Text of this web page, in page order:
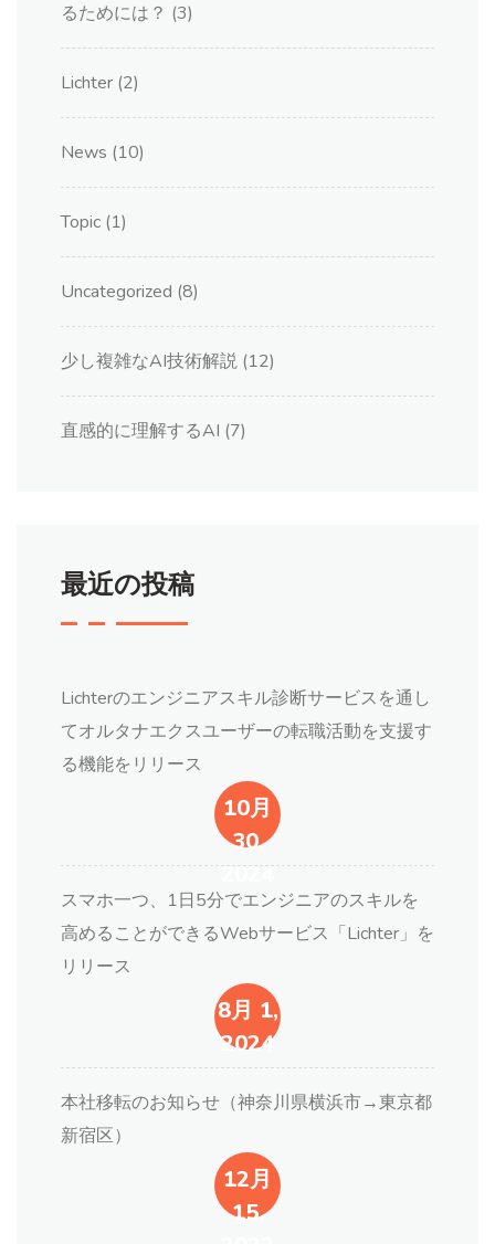
るためには？ (3)
Lichter (2)
News (10)
Topic (1)
Uncategorized (8)
少し複雑なAI技術解説 (12)
直感的に理解するAI (7)
最近の投稿
Lichterのエンジニアスキル診断サービスを通し
てオルタナエクスユーザーの転職活動を支援す
る機能をリリース
10月
30,
2024
スマホ一つ、1日5分でエンジニアのスキルを
高めることができるWebサービス「Lichter」を
リリース
8月 1,
2024
本社移転のお知らせ（神奈川県横浜市→東京都
新宿区）
12月
15,